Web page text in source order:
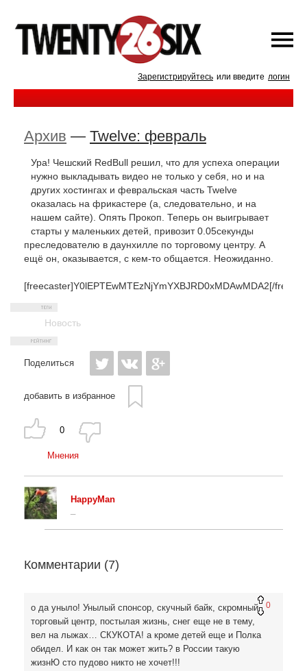
Зарегистрируйтесь или введите логин
Архив — Twelve: февраль
Ура! Чешский RedBull решил, что для успеха операции
нужно выкладывать видео не только у себя, но и на
других хостингах и февральская часть Twelve
оказалась на фрикастере (а, следовательно, и на
нашем сайте). Опять Прокоп. Теперь он выигрывает
старты у маленьких детей, привозит 0.05секунды
преследователю в даунхилле по торговому центру. А
ещё он, оказывается, с кем-то общается. Неожиданно.
[freecaster]Y0lEPTEwMTEzNjYmYXBJRD0xMDAwMDA2[/
Новость
Поделиться
добавить в избранное
0
Мнения
HappyMan
Комментарии (7)
0
о да уныло! Унылый спонсор, скучный байк, скромный
торговый центр, постылая жизнь, снег еще не в тему,
вел на лыжах… СКУКОТА! а кроме детей еще и Полка
обидел. И как он так может жить? в России такую
жизнЮ сто пудово никто не хочет!!!